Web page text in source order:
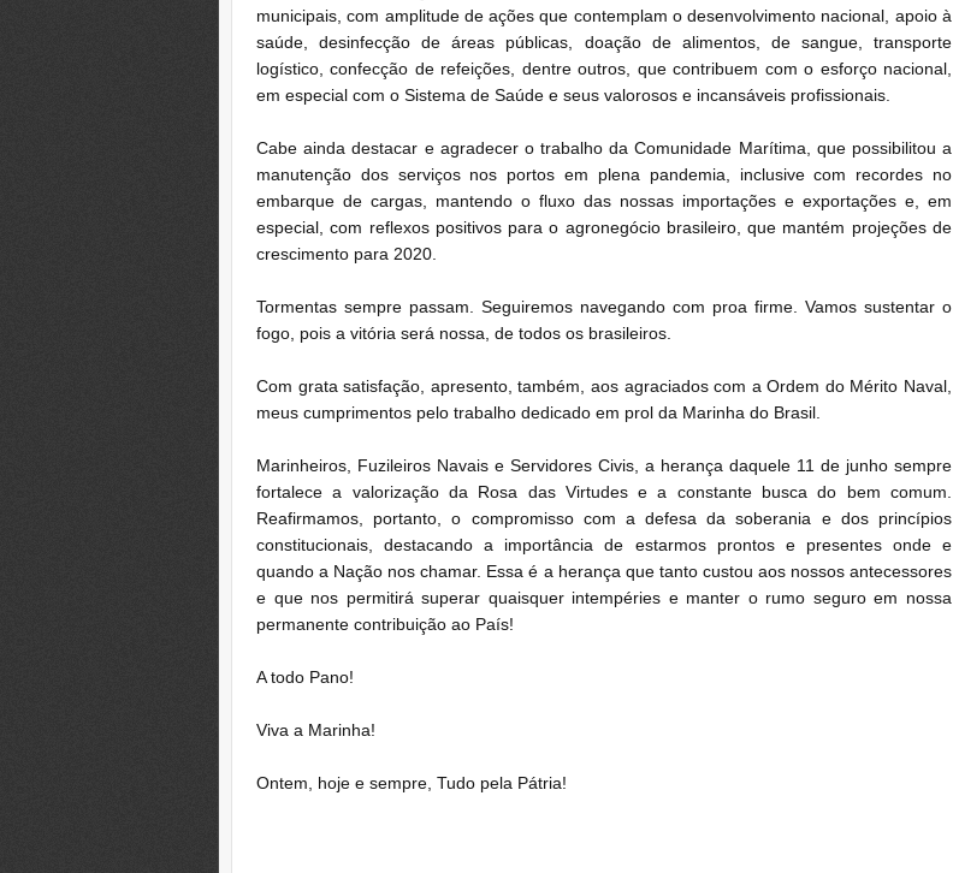
municipais, com amplitude de ações que contemplam o desenvolvimento nacional, apoio à
saúde, desinfecção de áreas públicas, doação de alimentos, de sangue, transporte
logístico, confecção de refeições, dentre outros, que contribuem com o esforço nacional,
em especial com o Sistema de Saúde e seus valorosos e incansáveis profissionais.
Cabe ainda destacar e agradecer o trabalho da Comunidade Marítima, que possibilitou a
manutenção dos serviços nos portos em plena pandemia, inclusive com recordes no
embarque de cargas, mantendo o fluxo das nossas importações e exportações e, em
especial, com reflexos positivos para o agronegócio brasileiro, que mantém projeções de
crescimento para 2020.
Tormentas sempre passam. Seguiremos navegando com proa firme. Vamos sustentar o
fogo, pois a vitória será nossa, de todos os brasileiros.
Com grata satisfação, apresento, também, aos agraciados com a Ordem do Mérito Naval,
meus cumprimentos pelo trabalho dedicado em prol da Marinha do Brasil.
Marinheiros, Fuzileiros Navais e Servidores Civis, a herança daquele 11 de junho sempre
fortalece a valorização da Rosa das Virtudes e a constante busca do bem comum.
Reafirmamos, portanto, o compromisso com a defesa da soberania e dos princípios
constitucionais, destacando a importância de estarmos prontos e presentes onde e
quando a Nação nos chamar. Essa é a herança que tanto custou aos nossos antecessores
e que nos permitirá superar quaisquer intempéries e manter o rumo seguro em nossa
permanente contribuição ao País!
A todo Pano!
Viva a Marinha!
Ontem, hoje e sempre, Tudo pela Pátria!